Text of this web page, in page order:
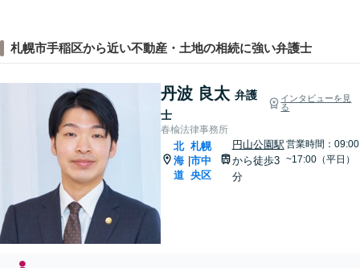
札幌市手稲区から近い不動産・土地の相続に強い弁護士
丹波 良太 弁護
士
インタビューを見
る
春楡法律事務所
北
海
道
札幌
市中
央区
円山公園駅
から徒歩3
分
営業時間：09:00
~17:00（平日）